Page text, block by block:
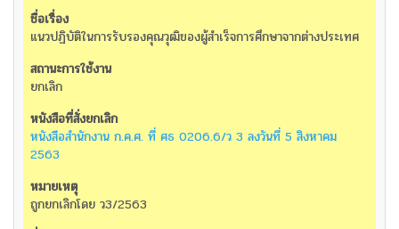
แนวปฏิบัติในการรับรองคุณวุฒิของผู้สำเร็จการศึกษาจากต่างประเทศ
ยกเลิก
หนังสือสำนักงาน ก.ค.ศ. ที่ ศธ 0206.6/ว 3 ลงวันที่ 5 สิงหาคม
2563
ถูกยกเลิกโดย ว3/2563